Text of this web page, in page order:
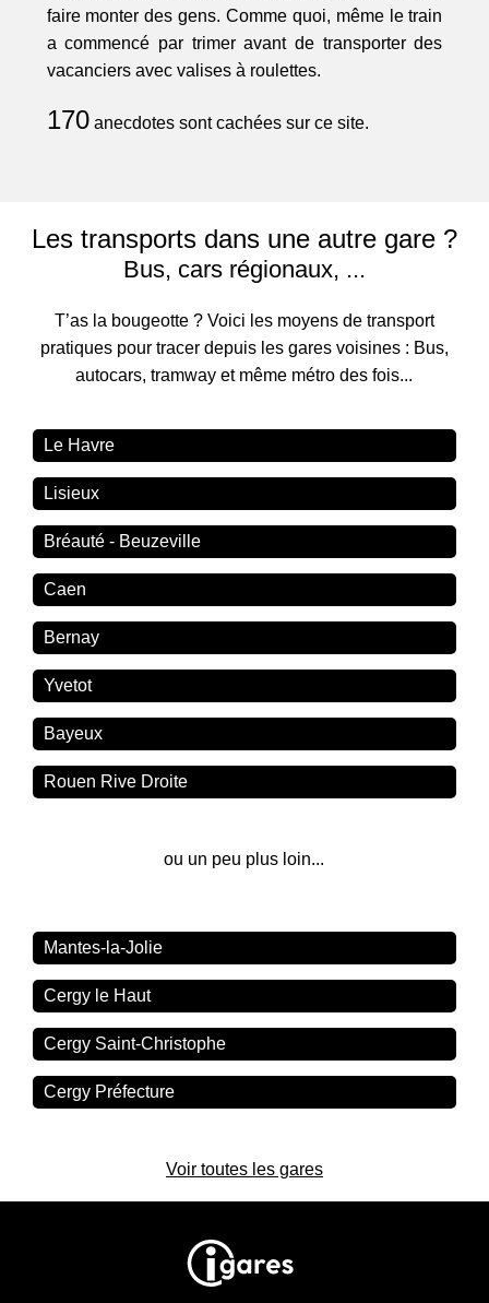
faire monter des gens. Comme quoi, même le train
a commencé par trimer avant de transporter des
vacanciers avec valises à roulettes.
170anecdotes sont cachées sur ce site.
Les transports dans une autre gare ?
Bus, cars régionaux, ...
T’as la bougeotte ? Voici les moyens de transport
pratiques pour tracer depuis les gares voisines : Bus,
autocars, tramway et même métro des fois...
Le Havre
Lisieux
Bréauté - Beuzeville
Caen
Bernay
Yvetot
Bayeux
Rouen Rive Droite
ou un peu plus loin...
Mantes-la-Jolie
Cergy le Haut
Cergy Saint-Christophe
Cergy Préfecture
Voir toutes les gares